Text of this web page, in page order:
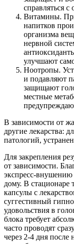
справляться с
Витамины.
напитков
организма
нервной
улучшают
Ноотропы.
и подавляют
защищают
местные
В зависимости от
другие лекарства:
патологий,
Для закрепления
от зависимости.
экспресс-
дому. В стационаре
капсулы с
суггестивный
удовольствия в
блока требует
часто проводят
через 2-4 дня после